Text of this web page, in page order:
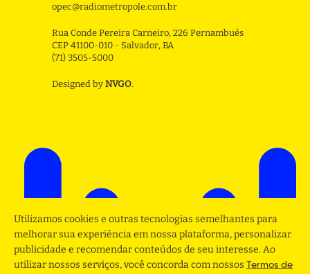
opec@radiometropole.com.br
Rua Conde Pereira Carneiro, 226 Pernambués
CEP 41100-010 - Salvador, BA
(71) 3505-5000
Designed by NVGO.
Utilizamos cookies e outras tecnologias semelhantes para
melhorar sua experiência em nossa plataforma, personalizar
publicidade e recomendar conteúdos de seu interesse. Ao
utilizar nossos serviços, você concorda com nossos Termos de